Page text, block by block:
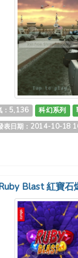
：5,136 科幻系列
表日期：2014-10-18
Blast 紅寶石